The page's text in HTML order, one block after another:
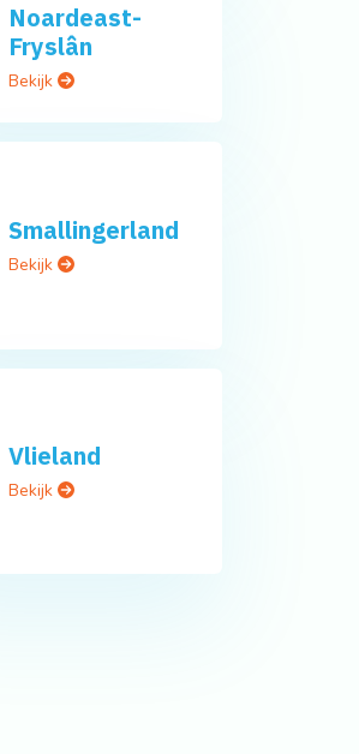
Noardeast-
Fryslân
Bekijk
Smallingerland
Bekijk
Vlieland
Bekijk